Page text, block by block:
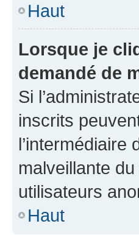
Haut
Lorsque je
demandé de
Si
inscrits
l’intermédiaire
malveillante
utilisateurs
Haut